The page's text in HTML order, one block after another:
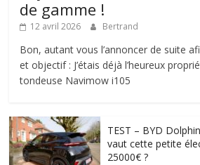
de gamme !
12 avril 2026 Bertrand
Bon, autant vous l’annoncer de suite
et objectif : J’étais déjà l’heureux
tondeuse Navimow i105
TEST – BYD
vaut cette petite
25000€ ?